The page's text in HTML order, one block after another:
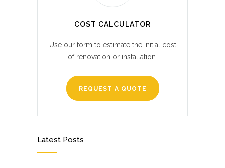
COST CALCULATOR
Use our form to estimate the initial cost
of renovation or installation.
REQUEST A QUOTE
Latest Posts